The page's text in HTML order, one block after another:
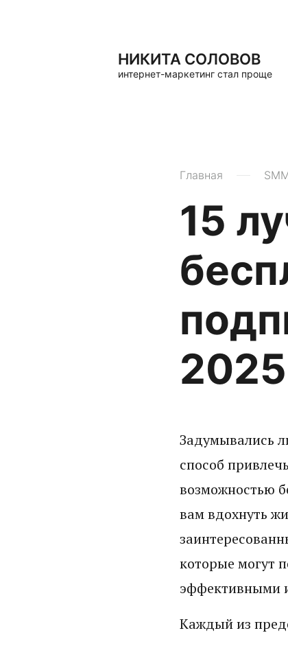
НИКИТА СОЛОВОВ
интернет-маркетинг стал проще
Главная
15
Задумывались
способ
возможностью
вам вдохнуть
которые могут
эффективными
Каждый из